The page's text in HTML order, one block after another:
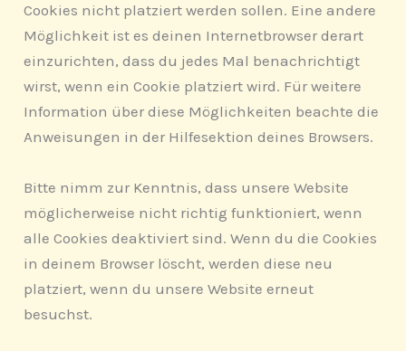
Cookies nicht platziert werden sollen. Eine andere
Möglichkeit ist es deinen Internetbrowser derart
einzurichten, dass du jedes Mal benachrichtigt
wirst, wenn ein Cookie platziert wird. Für weitere
Information über diese Möglichkeiten beachte die
Anweisungen in der Hilfesektion deines Browsers.
Bitte nimm zur Kenntnis, dass unsere Website
möglicherweise nicht richtig funktioniert, wenn
alle Cookies deaktiviert sind. Wenn du die Cookies
in deinem Browser löscht, werden diese neu
platziert, wenn du unsere Website erneut
besuchst.